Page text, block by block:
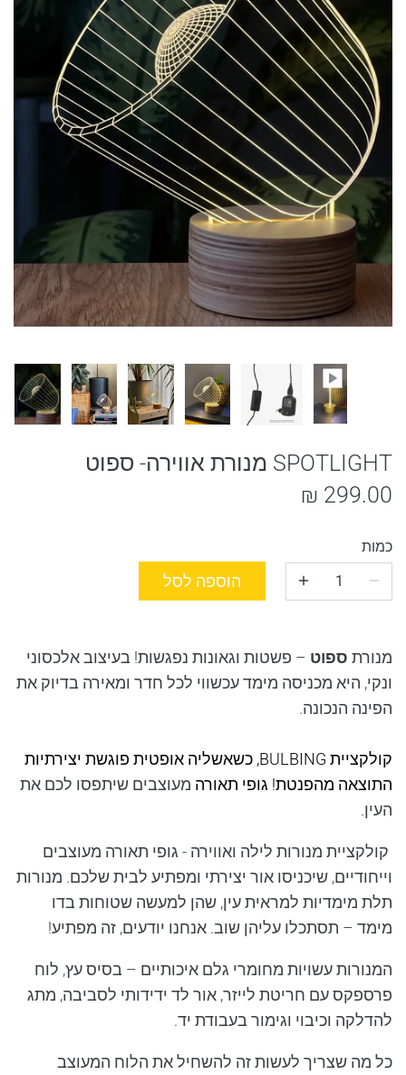
SPOTLIGHT מנורת אווירה- ספוט
299.00 ₪
כמות
הוספה לסל
מנורת ספוט – פשטות וגאונות נפגשות! בעיצוב אלכסוני
ונקי, היא מכניסה מימד עכשווי לכל חדר ומאירה בדיוק את
הפינה הנכונה.
קולקציית BULBING, כשאשליה אופטית פוגשת יצירתיות
התוצאה מהפנטת! גופי תאורה מעוצבים שיתפסו לכם את
העין.
קולקציית מנורות לילה ואווירה - גופי תאורה מעוצבים
וייחודיים, שיכניסו אור יצירתי ומפתיע לבית שלכם. מנורות
תלת מימדיות למראית עין, שהן למעשה שטוחות בדו
מימד – תסתכלו עליהן שוב. אנחנו יודעים, זה מפתיע!
המנורות עשויות מחומרי גלם איכותיים – בסיס עץ, לוח
פרספקס עם חריטת לייזר, אור לד ידידותי לסביבה, מתג
להדלקה וכיבוי וגימור בעבודת יד.
כל מה שצריך לעשות זה להשחיל את הלוח המעוצב